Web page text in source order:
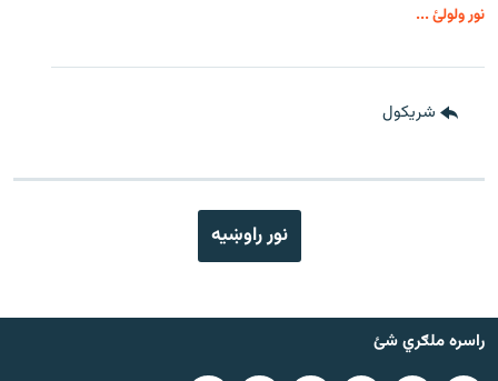
نور ولولئ ...
شريکول
نور راوښيه
راسره ملګري شئ